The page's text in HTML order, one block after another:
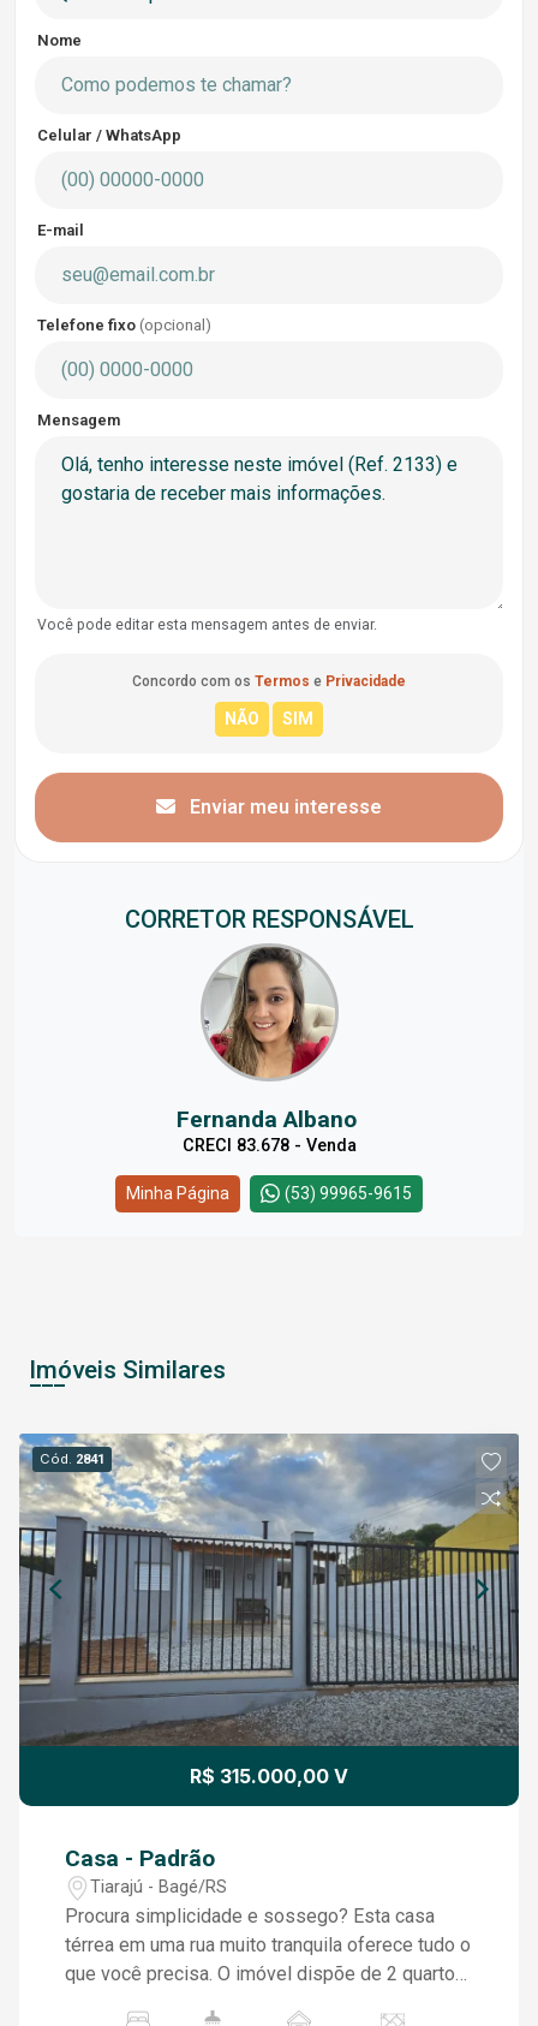
Nome
Celular / WhatsApp
E-mail
Telefone fixo (opcional)
Mensagem
Você pode editar esta mensagem antes de enviar.
Concordo com os Termos e Privacidade
Enviar meu interesse
CORRETOR RESPONSÁVEL
Fernanda Albano
CRECI 83.678 - Venda
Minha Página (53) 99965-9615
Imóveis Similares
Cód. 2841
R$ 315.000,00 V
Casa - Padrão
Tiarajú - Bagé/RS
Procura simplicidade e sossego? Esta casa
térrea em uma rua muito tranquila oferece tudo o
que você precisa. O imóvel dispõe de 2 quartos